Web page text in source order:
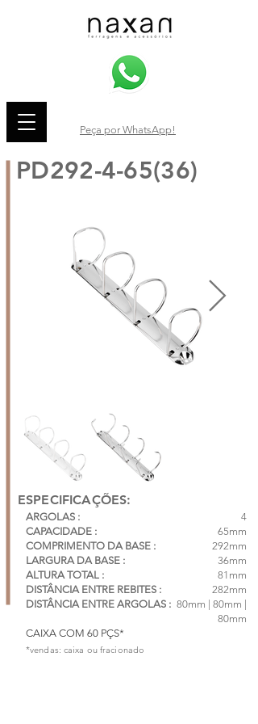
Peça por WhatsApp!
PD292-4-65(36)
ESPECIFICAÇÕES:
ARGOLAS :
CAPACIDADE :
COMPRIMENTO DA BASE :
LARGURA DA BASE :
ALTURA TOTAL :
DISTÂNCIA ENTRE REBITES :
DISTÂNCIA ENTRE ARGOLAS :
4
65mm
292mm
36mm
81mm
282mm
80mm | 80mm |
80mm
CAIXA COM 60 PÇS*
*vendas: caixa ou fracionado